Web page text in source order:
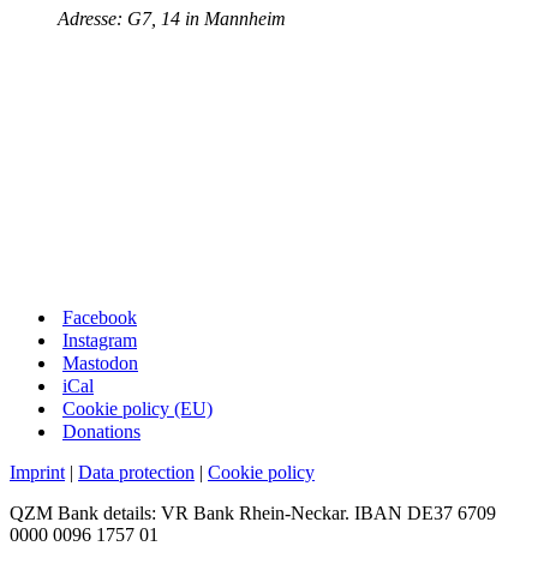
Adresse: G7, 14 in Mannheim
Facebook
Instagram
Mastodon
iCal
Cookie policy (EU)
Donations
Imprint| Data protection
Cookie policy
QZM Bank details: VR Bank Rhein-Neckar. IBAN DE37 6709
0000 0096 1757 01